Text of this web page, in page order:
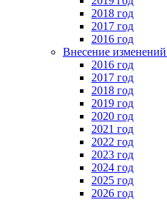
2018 год
2017 год
2016 год
Внесение
2016 год
2017 год
2018 год
2019 год
2020 год
2021 год
2022 год
2023 год
2024 год
2025 год
2026 год